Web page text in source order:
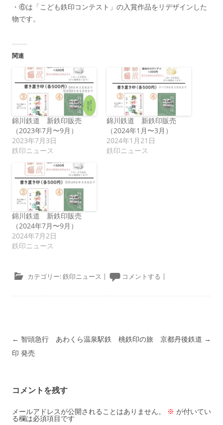
・⑥は「こども鉄印コンテスト」の入賞作品をリデザインした
物です。
関連
錦川鉄道 新鉄印販売
（2023年7月〜9月）
2023年7月3日
鉄印ニュース
錦川鉄道 新鉄印販売
（2024年1月〜3月）
2024年1月21日
鉄印ニュース
錦川鉄道 新鉄印販売
（2024年7月〜9月）
2024年7月2日
鉄印ニュース
カテゴリー:鉄印ニュース | コメントする |
投稿ナビゲーション
← 智頭急行 あわくら温泉駅鉄
印 発売
桃鉄印の旅 京都丹後鉄道 →
コメントを残す
メールアドレスが公開されることはありません。 ※ が付いてい
る欄は必須項目です